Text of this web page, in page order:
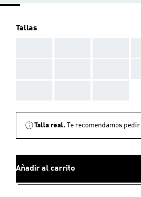
Tallas
Talla real. Te recomendamos
Añadir al carrito